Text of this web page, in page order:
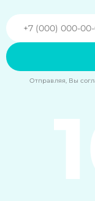
Отправляя, Вы